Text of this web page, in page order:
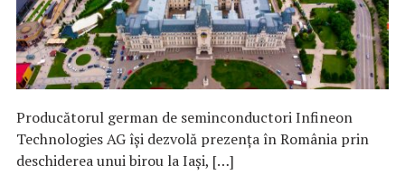
Producătorul german de seminconductori Infineon
Technologies AG își dezvolă prezența în România prin
deschiderea unui birou la Iași, […]